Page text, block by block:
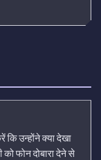
उन्होंने क्या देखा
को फोन दोबारा देने से